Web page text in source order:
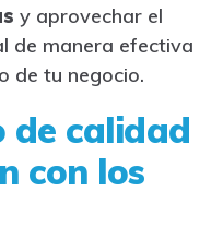
y aprovechar el
de manera efectiva
de tu negocio.
de calidad
con los